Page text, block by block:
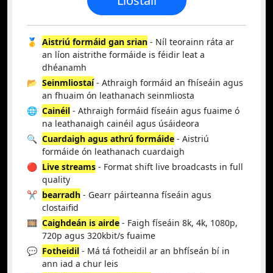
🥇 Aistriú formáid gan srian - Níl teorainn ráta ar
an líon aistrithe formáide is féidir leat a
dhéanamh
📂 Seinmliostaí- Athraigh formáid an fhíseáin agus
an fhuaim ón leathanach seinmliosta
🌐 Cainéil - Athraigh formáid físeáin agus fuaime ó
na leathanaigh cainéil agus úsáideora
🔍 Cuardaigh agus athrú formáide - Aistriú
formáide ón leathanach cuardaigh
🔴 Live streams - Format shift live broadcasts in full
quality
✂️ bearradh - Gearr páirteanna físeáin agus
clostaifid
🎞️ Caighdeán is airde - Faigh físeáin 8k, 4k, 1080p,
720p agus 320kbit/s fuaime
💬 Fotheidil - Má tá fotheidil ar an bhfíseán bí in
ann iad a chur leis